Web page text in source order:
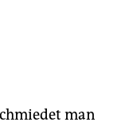
man